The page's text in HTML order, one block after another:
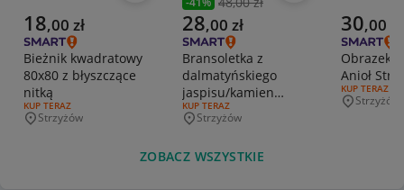
Aktualna cena
18,00 zł
Bieżnik kwadratowy
80x80 z błyszczące
nitką
RODZAJ OFERTY:
KUP TERAZ
Miejscowość
Strzyżów
Poprzednia cena
Aktualna cena
28,00 zł
Bransoletka z
dalmatyńskiego
jaspisu/kamien
wulkaniczny
RODZAJ OFERTY:
KUP TERAZ
Miejscowość
Strzyżów
Aktualna
30,00
Obrazek
Anioł
RODZAJ
KUP TERAZ
Strzyżów
ZOBACZ WSZYSTKIE